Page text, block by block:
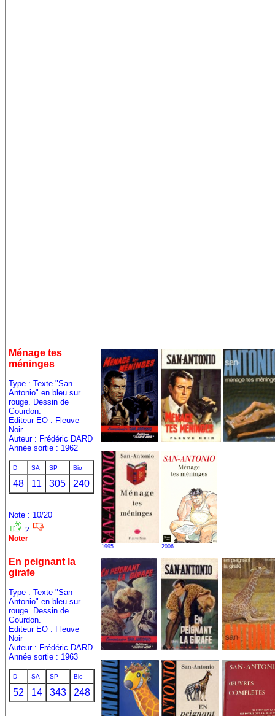
Ménage tes
méninges
Type : Texte "San
Antonio" en bleu sur
rouge. Dessin de
Gourdon.
Editeur EO : Fleuve
Noir
Auteur : Frédéric DARD
Année sortie : 1962
D SA SP Bio
48 11 305 240
Note : 10/20
2
Noter
1995 2006
En peignant la
girafe
Type : Texte "San
Antonio" en bleu sur
rouge. Dessin de
Gourdon.
Editeur EO : Fleuve
Noir
Auteur : Frédéric DARD
Année sortie : 1963
D SA SP Bio
52 14 343 248